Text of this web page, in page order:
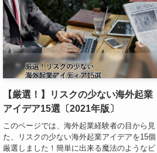
【厳選！】リスクの少ない海外起業
アイデア15選〔2021年版〕
このページでは、海外起業経験者の目から見
た、リスクの少ない海外起業アイデアを15個
厳選しました！簡単に出来る魔法のようなビ